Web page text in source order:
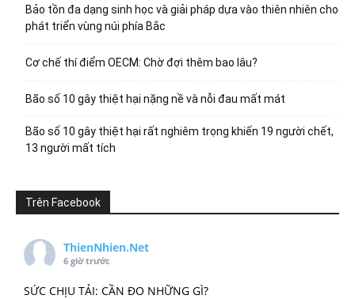
Bảo tồn đa dạng sinh học và giải pháp dựa vào thiên nhiên cho
phát triển vùng núi phía Bắc
Cơ chế thí điểm OECM: Chờ đợi thêm bao lâu?
Bão số 10 gây thiệt hại nặng nề và nỗi đau mất mát
Bão số 10 gây thiệt hại rất nghiêm trọng khiến 19 người chết,
13 người mất tích
Trên Facebook
ThienNhien.Net
6 giờ trước
SỨC CHỊU TẢI: CẦN ĐO NHỮNG GÌ?